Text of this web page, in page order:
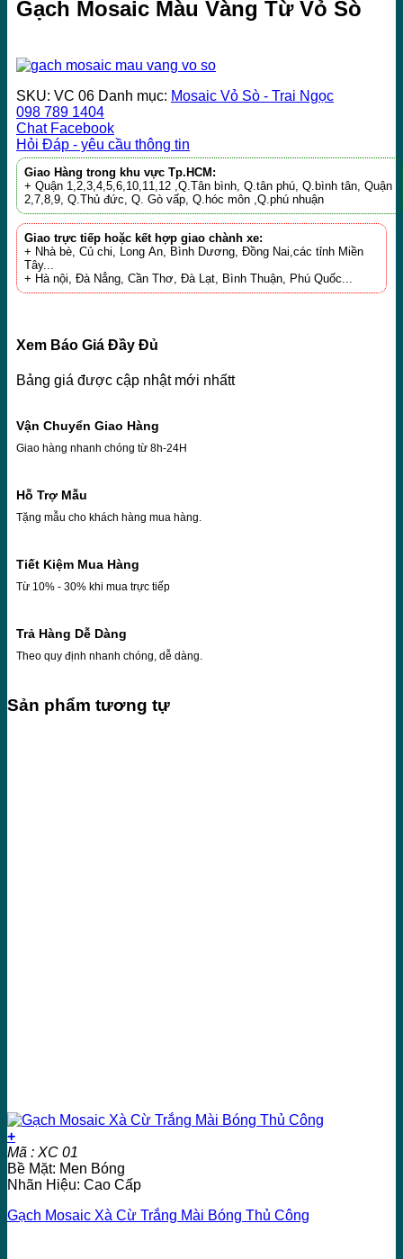
Gạch Mosaic Màu Vàng Từ Vỏ Sò
SKU: VC 06 Danh mục: Mosaic Vỏ Sò - Trai Ngọc
098 789 1404
Chat Facebook
Hỏi Đáp - yêu cầu thông tin
Giao Hàng trong khu vực Tp.HCM:
+ Quận 1,2,3,4,5,6,10,11,12 ,Q.Tân bình, Q.tân phú, Q.bình tân, Quận
2,7,8,9, Q.Thủ đức, Q. Gò vấp, Q.hóc môn ,Q.phú nhuận
Giao trực tiếp hoặc kết hợp giao chành xe:
+ Nhà bè, Củ chi, Long An, Bình Dương, Đồng Nai,các tỉnh Miền
Tây...
+ Hà nội, Đà Nẳng, Cần Thơ, Đà Lạt, Bình Thuận, Phú Quốc...
Xem Báo Giá Đầy Đủ
Bảng giá được cập nhật mới nhấtt
Vận Chuyển Giao Hàng
Giao hàng nhanh chóng từ 8h-24H
Hỗ Trợ Mẫu
Tặng mẫu cho khách hàng mua hàng.
Tiết Kiệm Mua Hàng
Từ 10% - 30% khi mua trực tiếp
Trả Hàng Dễ Dàng
Theo quy định nhanh chóng, dễ dàng.
Sản phẩm tương tự
+
Mã : XC 01
Bề Mặt: Men Bóng
Nhãn Hiệu: Cao Cấp
Gạch Mosaic Xà Cừ Trắng Mài Bóng Thủ Công